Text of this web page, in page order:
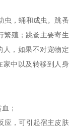
虫，蛹和成虫。跳蚤
繁殖；跳蚤主要寄生
人，如果不对宠物定
家中以及转移到人身
；
应，可引起宿主皮肤